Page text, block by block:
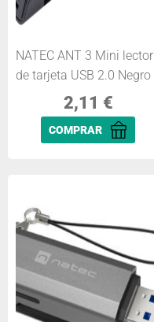
NATEC ANT 3 Mini lector
de tarjeta USB 2.0 Negro
2,11 €
COMPRAR